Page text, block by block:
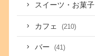
スイーツ・お菓子
カフェ (210)
バー (41)